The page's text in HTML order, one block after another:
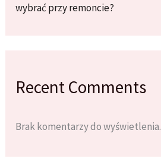
wybrać przy remoncie?
Recent Comments
Brak komentarzy do wyświetlenia.